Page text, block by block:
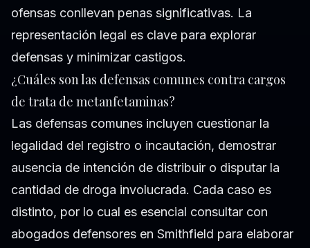
ofensas conllevan penas significativas. La
representación legal es clave para explorar
defensas y minimizar castigos.
¿Cuáles son las defensas comunes contra cargos
de trata de metanfetaminas?
Las defensas comunes incluyen cuestionar la
legalidad del registro o incautación, demostrar
ausencia de intención de distribuir o disputar la
cantidad de droga involucrada. Cada caso es
distinto, por lo cual es esencial consultar con
abogados defensores en Smithfield para elaborar